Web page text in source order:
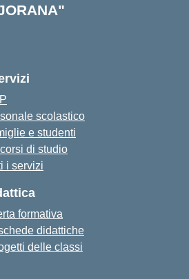
scolastico
e studenti
di studio
i servizi
formativa
didattiche
delle classi